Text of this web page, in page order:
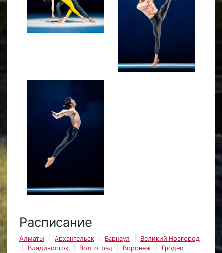
Расписание
Алматы Архангельск Барнаул
Великий Новгород
Владивосток
Волгоград Воронеж
Гродно